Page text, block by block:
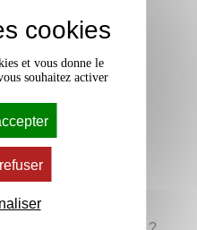
cookies
et vous donne le
souhaitez activer